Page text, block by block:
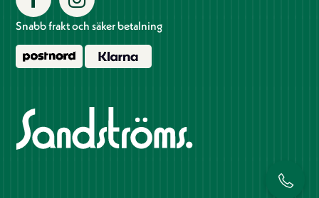
Snabb frakt och säker betalning